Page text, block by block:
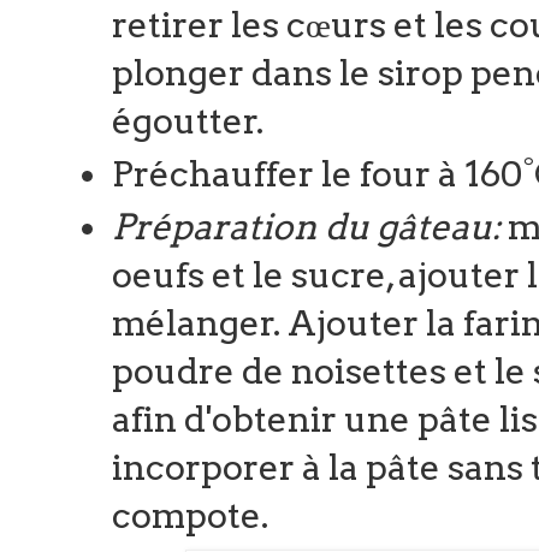
retirer les cœurs et les
plonger dans le sirop
égoutter.
Préchauffer le four à
Préparation du gâteau:
oeufs et le sucre,
mélanger. Ajouter la
poudre de noisettes et
afin d'obtenir une pâte
incorporer à la pâte
compote.